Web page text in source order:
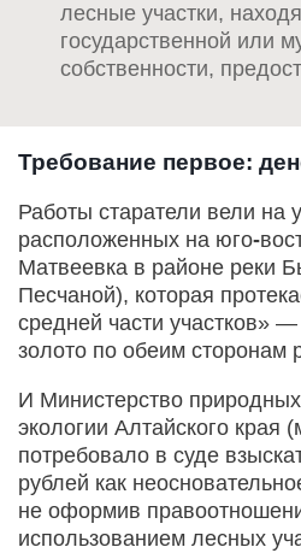
лесные участки,
государственной или
собственности,
Требование первое:
Работы старатели вели на
расположенных на юго-
Матвеевка в районе реки
Песчаной), которая
средней части участков»
золото по обеим сторонам
И Министерство
экологии Алтайского края
потребовало в суде
рублей как
не оформив
использованием лесных